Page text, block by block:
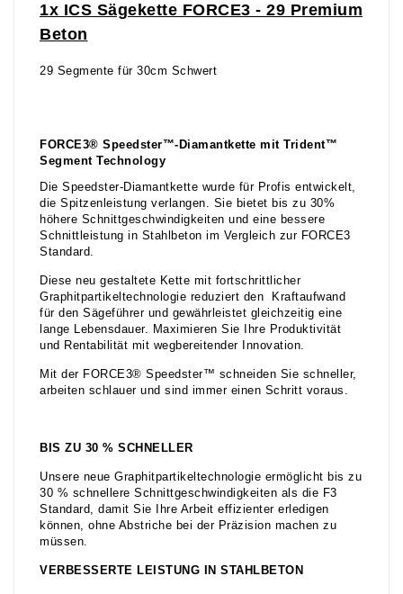
1x ICS Sägekette FORCE3 - 29 Premium
Beton
29 Segmente für 30cm Schwert
FORCE3® Speedster™-Diamantkette mit Trident™
Segment Technology
Die Speedster-Diamantkette wurde für Profis entwickelt,
die Spitzenleistung verlangen. Sie bietet bis zu 30%
höhere Schnittgeschwindigkeiten und eine bessere
Schnittleistung in Stahlbeton im Vergleich zur FORCE3
Standard.
Diese neu gestaltete Kette mit fortschrittlicher
Graphitpartikeltechnologie reduziert den Kraftaufwand
für den Sägeführer und gewährleistet gleichzeitig eine
lange Lebensdauer. Maximieren Sie Ihre Produktivität
und Rentabilität mit wegbereitender Innovation.
Mit der FORCE3® Speedster™ schneiden Sie schneller,
arbeiten schlauer und sind immer einen Schritt voraus.
BIS ZU 30 % SCHNELLER
Unsere neue Graphitpartikeltechnologie ermöglicht bis zu
30 % schnellere Schnittgeschwindigkeiten als die F3
Standard, damit Sie Ihre Arbeit effizienter erledigen
können, ohne Abstriche bei der Präzision machen zu
müssen.
VERBESSERTE LEISTUNG IN STAHLBETON